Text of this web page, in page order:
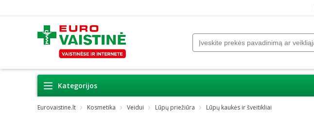
Kategorijos
Eurovaistine.lt Kosmetika Veidui Lūpų priežiūra Lūpų kaukės ir šveitikliai